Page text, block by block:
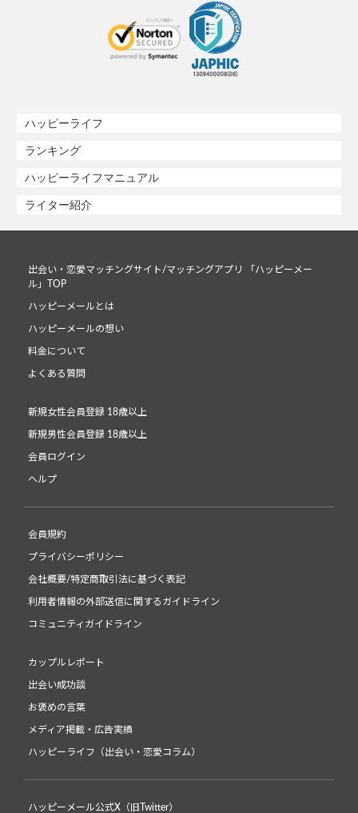
ハッピーライフ
ランキング
ハッピーライフマニュアル
ライター紹介
出会い・恋愛マッチングサイト/マッチングアプリ 「ハッピーメー
ル」TOP
ハッピーメールとは
ハッピーメールの想い
料金について
よくある質問
新規女性会員登録 18歳以上
新規男性会員登録 18歳以上
会員ログイン
ヘルプ
会員規約
プライバシーポリシー
会社概要/特定商取引法に基づく表記
利用者情報の外部送信に関するガイドライン
コミュニティガイドライン
カップルレポート
出会い成功談
お褒めの言葉
メディア掲載・広告実績
ハッピーライフ（出会い・恋愛コラム）
ハッピーメール公式X（旧Twitter）